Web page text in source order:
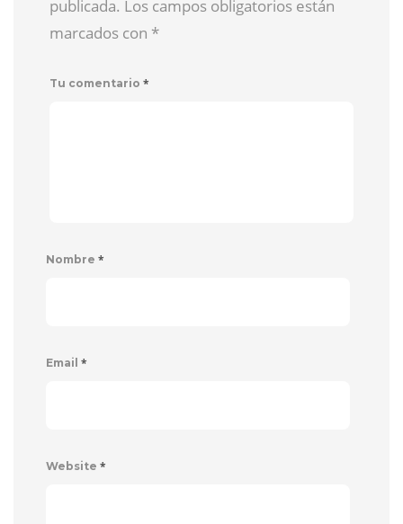
publicada. Los campos obligatorios están
marcados con *
Tu comentario *
Nombre *
Email *
Website *